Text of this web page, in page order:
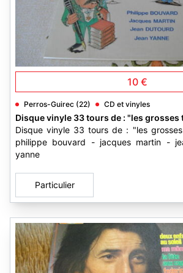
10 €
Perros-Guirec (22) CD et vinyles
Disque vinyle 33 tours de : "les grosses
Disque vinyle 33 tours de : "les
philippe bouvard - jacques martin -
yanne
Particulier